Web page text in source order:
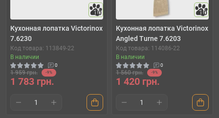
10
Кухонная лопатка Victorinox
7.6230
Код товара: 113849-22
В наличии
0
1 959 грн. -9%
1 783 грн.
10
Кухонная лопатка Victorinox
Angled Turne 7.6203
Код товара: 114086-22
В наличии
0
1 560 грн. -9%
1 420 грн.